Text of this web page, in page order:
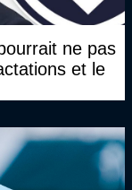
ne pas
et le